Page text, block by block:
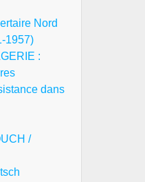
Nord
1957)
:
dans
/